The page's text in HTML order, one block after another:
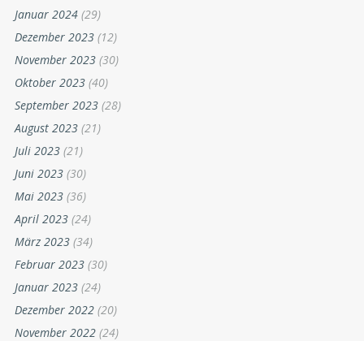
Januar 2024 (29)
Dezember 2023 (12)
November 2023 (30)
Oktober 2023 (40)
September 2023 (28)
August 2023 (21)
Juli 2023 (21)
Juni 2023 (30)
Mai 2023 (36)
April 2023 (24)
März 2023 (34)
Februar 2023 (30)
Januar 2023 (24)
Dezember 2022 (20)
November 2022 (24)